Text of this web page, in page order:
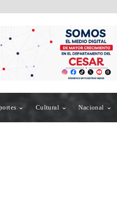
Cultural Nacional